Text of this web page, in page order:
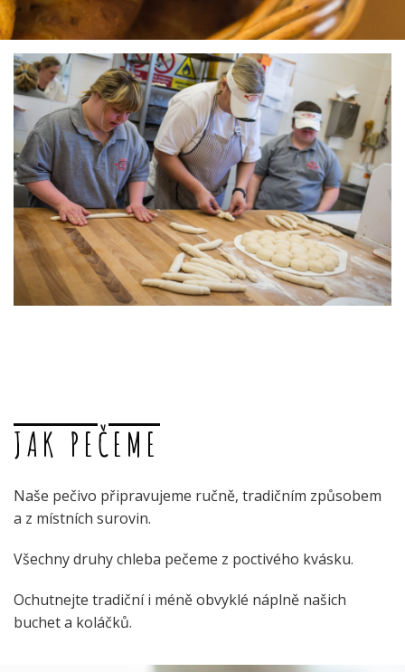
JAK PEČEME
Naše pečivo připravujeme ručně, tradičním způsobem
a z místních surovin.
Všechny druhy chleba pečeme z poctivého kvásku.
Ochutnejte tradiční i méně obvyklé náplně našich
buchet a koláčků.